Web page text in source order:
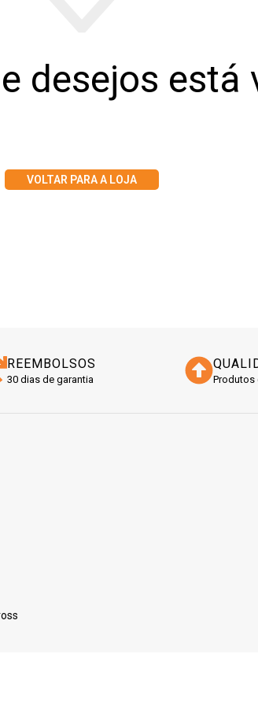
desejos está
VOLTAR PARA A LOJA
REEMBOLSOS
30 dias de garantia Produtos